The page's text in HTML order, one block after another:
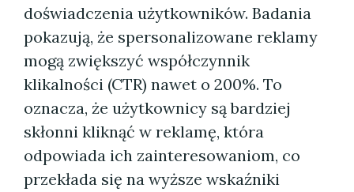
doświadczenia użytkowników. Badania
pokazują, że spersonalizowane reklamy
mogą zwiększyć współczynnik
klikalności (CTR) nawet o 200%. To
oznacza, że użytkownicy są bardziej
skłonni kliknąć w reklamę, która
odpowiada ich zainteresowaniom, co
przekłada się na wyższe wskaźniki